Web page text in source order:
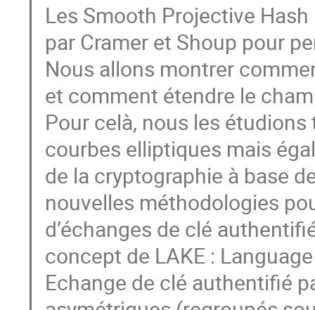
Les Smooth Projective
par Cramer et Shoup pour
Nous allons montrer
et comment étendre le
Pour celà, nous les étudions
courbes elliptiques mais
de la cryptographie à base
nouvelles méthodologies
d’échanges de clé
concept de LAKE :
Echange de clé authentifié